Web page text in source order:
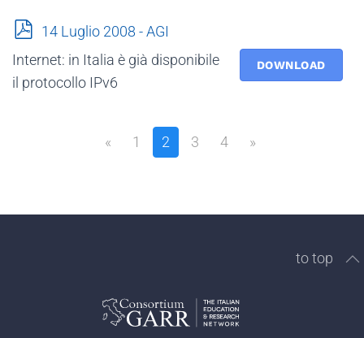
p
f
14 Luglio 2008 - AGI
DOWNLOAD
Internet: in Italia è già disponibile
il protocollo IPv6
« 1 2 3 4 »
to top